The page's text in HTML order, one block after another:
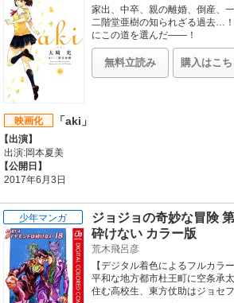
家出、中卒、親の離婚、倒産、
二階堂亜樹の知られざる過去…
にこの道を選んだ――！
無料立読み 購入はこち
映画化 「aki」
【出演】
出演:岡本夏美
【公開日】
2017年6月3日
少年マンガ
ジョジョの奇妙な冒険
砕けない カラー版
荒木飛呂彦
【デジタル着色によるフルカラ
平和な地方都市杜王町に空条承
住む高校生、東方仗助はジョセ